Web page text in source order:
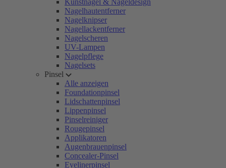
Kunstnägel & Nageldesign
Nagelhautentferner
Nagelknipser
Nagellackentferner
Nagelscheren
UV-Lampen
Nagelpflege
Nagelsets
Pinsel
Alle anzeigen
Foundationpinsel
Lidschattenpinsel
Lippenpinsel
Pinselreiniger
Rougepinsel
Applikatoren
Augenbrauenpinsel
Concealer-Pinsel
Eyelinerpinsel